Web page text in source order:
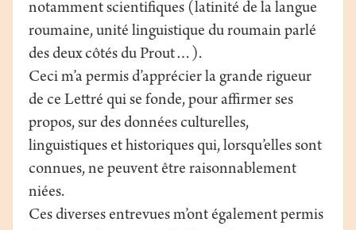
notamment scientifiques (latinité de la langue
roumaine, unité linguistique du roumain parlé
des deux côtés du Prout…).
Ceci m’a permis d’apprécier la grande rigueur
de ce Lettré qui se fonde, pour affirmer ses
propos, sur des données culturelles,
linguistiques et historiques qui, lorsqu’elles sont
connues, ne peuvent être raisonnablement
niées.
Ces diverses entrevues m’ont également permis